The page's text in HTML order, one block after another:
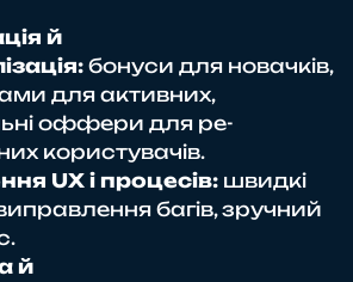
й
бонуси для новачків,
для активних,
оффери для ре-
користувачів.
UX і процесів: швидкі
багів, зручний
й